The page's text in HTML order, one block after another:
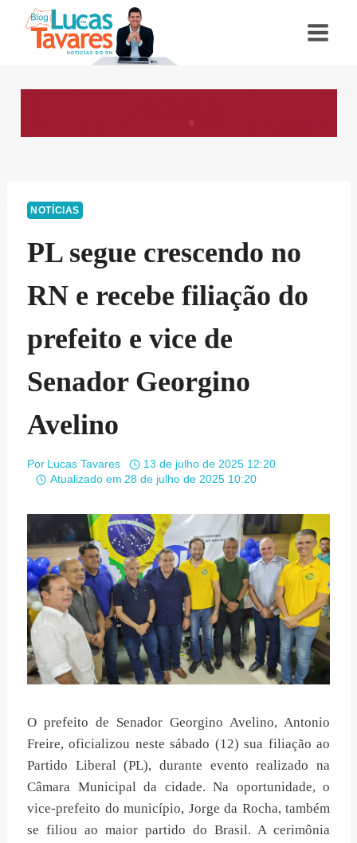
NOTÍCIAS
PL segue crescendo no
RN e recebe filiação do
prefeito e vice de
Senador Georgino
Avelino
Por Lucas Tavares
13 de julho de 2025 12:20
Atualizado em 28 de julho de 2025 10:20
O prefeito de Senador Georgino Avelino, Antonio
Freire, oficializou neste sábado (12) sua filiação ao
Partido Liberal (PL), durante evento realizado na
Câmara Municipal da cidade. Na oportunidade, o
vice-prefeito do município, Jorge da Rocha, também
se filiou ao maior partido do Brasil. A cerimônia